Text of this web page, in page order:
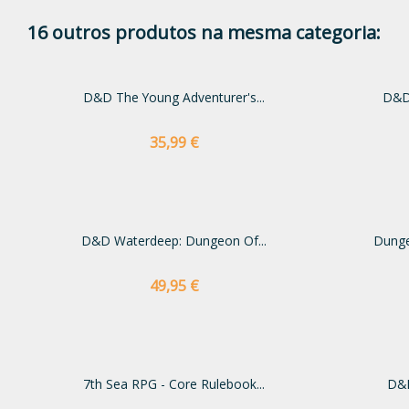
16 outros produtos na mesma categoria:
D&D The Young Adventurer's...
Preço
35,99 €
D&D Waterdeep: Dungeon Of...
Preço
49,95 €
7th Sea RPG - Core Rulebook...